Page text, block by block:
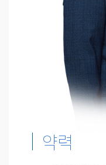
약력